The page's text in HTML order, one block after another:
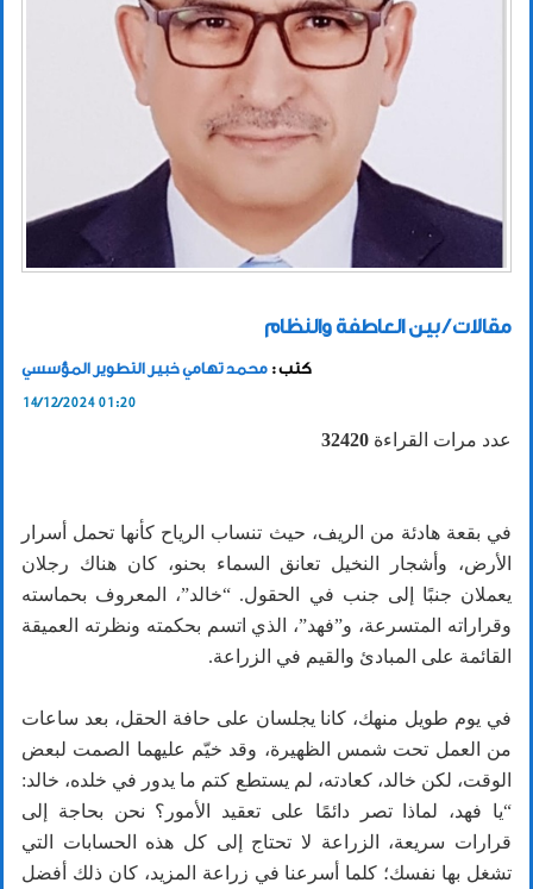
مقالات / بين العاطفة والنظام
كتب : محمد تهامي خبير التطوير المؤسسي
14/12/2024 01:20
عدد مرات القراءة 32420
في بقعة هادئة من الريف، حيث تنساب الرياح كأنها تحمل أسرار
الأرض، وأشجار النخيل تعانق السماء بحنو، كان هناك رجلان
يعملان جنبًا إلى جنب في الحقول. “خالد”، المعروف بحماسته
وقراراته المتسرعة، و”فهد”، الذي اتسم بحكمته ونظرته العميقة
القائمة على المبادئ والقيم في الزراعة.
في يوم طويل منهك، كانا يجلسان على حافة الحقل، بعد ساعات
من العمل تحت شمس الظهيرة، وقد خيّم عليهما الصمت لبعض
الوقت، لكن خالد، كعادته، لم يستطع كتم ما يدور في خلده، خالد:
“يا فهد، لماذا تصر دائمًا على تعقيد الأمور؟ نحن بحاجة إلى
قرارات سريعة، الزراعة لا تحتاج إلى كل هذه الحسابات التي
تشغل بها نفسك؛ كلما أسرعنا في زراعة المزيد، كان ذلك أفضل